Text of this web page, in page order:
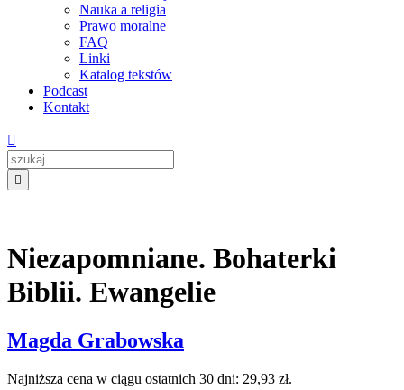
Nauka a religia
Prawo moralne
FAQ
Linki
Katalog tekstów
Podcast
Kontakt


Niezapomniane. Bohaterki
Biblii. Ewangelie
Magda Grabowska
Najniższa cena w ciągu ostatnich 30 dni: 29,93 zł.